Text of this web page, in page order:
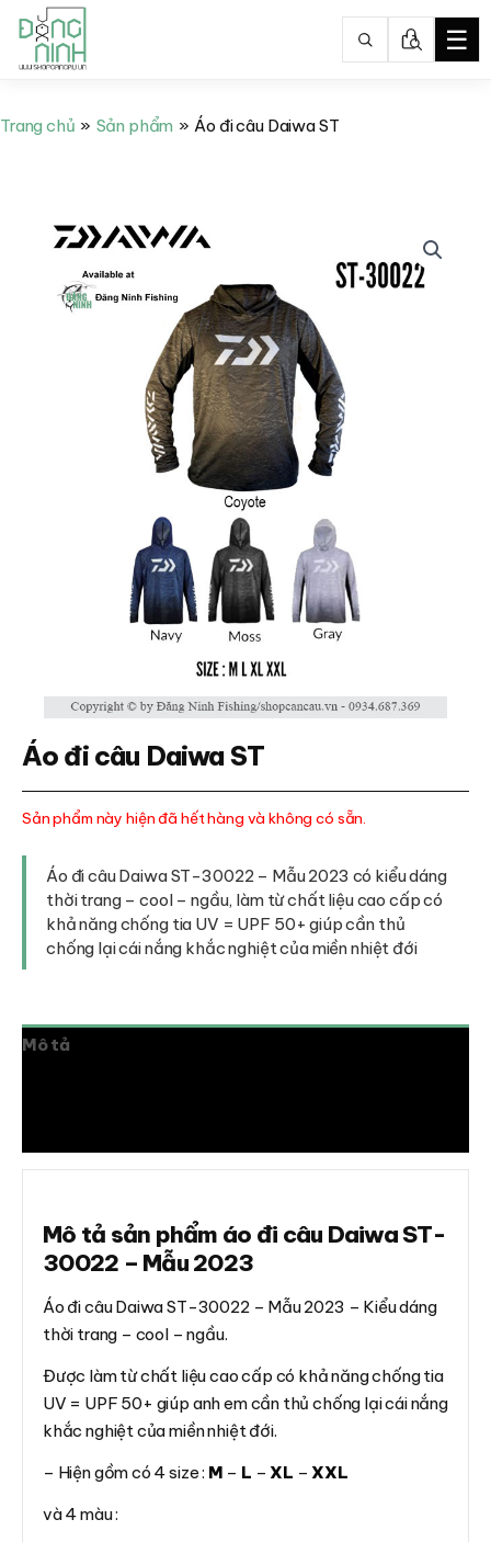
tới
☰
Trang chủ Sản phẩm Áo đi câu Daiwa ST
Áo đi câu Daiwa ST
Sản phẩm này hiện đã hết hàng và không có sẵn.
Áo đi câu Daiwa ST-30022 – Mẫu 2023 có kiểu dáng
thời trang – cool – ngầu, làm từ chất liệu cao cấp có
khả năng chống tia UV = UPF 50+ giúp cần thủ
chống lại cái nắng khắc nghiệt của miền nhiệt đới
Mô tả
Mô tả sản phẩm áo đi câu Daiwa ST-
30022 – Mẫu 2023
Áo đi câu Daiwa ST-30022 – Mẫu 2023 – Kiểu dáng
thời trang – cool – ngầu.
Được làm từ chất liệu cao cấp có khả năng chống tia
UV = UPF 50+ giúp anh em cần thủ chống lại cái nắng
khắc nghiệt của miền nhiệt đới.
– Hiện gồm có 4 size : M – L – XL – XXL
và 4 màu :